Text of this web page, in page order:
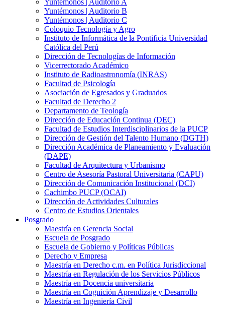
Yuntémonos | Auditorio A
Yuntémonos | Auditorio B
Yuntémonos | Auditorio C
Coloquio Tecnología y Agro
Instituto de Informática de la Pontificia Universidad
Católica del Perú
Dirección de Tecnologías de Información
Vicerrectorado Académico
Instituto de Radioastronomía (INRAS)
Facultad de Psicología
Asociación de Egresados y Graduados
Facultad de Derecho 2
Departamento de Teología
Dirección de Educación Continua (DEC)
Facultad de Estudios Interdisciplinarios de la PUCP
Dirección de Gestión del Talento Humano (DGTH)
Dirección Académica de Planeamiento y Evaluación
(DAPE)
Facultad de Arquitectura y Urbanismo
Centro de Asesoría Pastoral Universitaria (CAPU)
Dirección de Comunicación Institucional (DCI)
Cachimbo PUCP (OCAI)
Dirección de Actividades Culturales
Centro de Estudios Orientales
Posgrado
Maestría en Gerencia Social
Escuela de Posgrado
Escuela de Gobierno y Políticas Públicas
Derecho y Empresa
Maestría en Derecho c.m. en Política Jurisdiccional
Maestría en Regulación de los Servicios Públicos
Maestría en Docencia universitaria
Maestría en Cognición Aprendizaje y Desarrollo
Maestría en Ingeniería Civil